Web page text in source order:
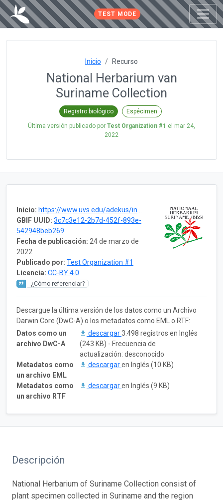
TEST MODE
Inicio Recurso
National Herbarium van
Suriname Collection
Registro biológico Espécimen
Última versión publicado por Test Organization #1 el mar 24,
2022
Inicio: https://www.uvs.edu/adekus/instituten/national-herbarium-of-suriname-bbs/
GBIF UUID: 3c7c3e12-2b7d-452f-893e-
542948beb269
Fecha de publicación: 24 de marzo de
2022
Publicado por: Test Organization #1
Licencia: CC-BY 4.0
¿Cómo referenciar?
Descargue la última versión de los datos como un Archivo
Darwin Core (DwC-A) o los metadatos como EML o RTF:
Datos como un
archivo DwC-A
descargar3.498 registros en Inglés
(243 KB) - Frecuencia de
actualización: desconocido
Metadatos como
un archivo EML
descargaren Inglés (10 KB)
Metadatos como
un archivo RTF
descargaren Inglés (9 KB)
Descripción
National Herbarium of Suriname Collection consist of
plant specimen collected in Suriname and the region